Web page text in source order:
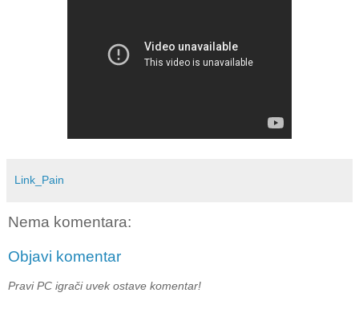
Link_Pain
Nema komentara:
Objavi komentar
Pravi PC igrači uvek ostave komentar!